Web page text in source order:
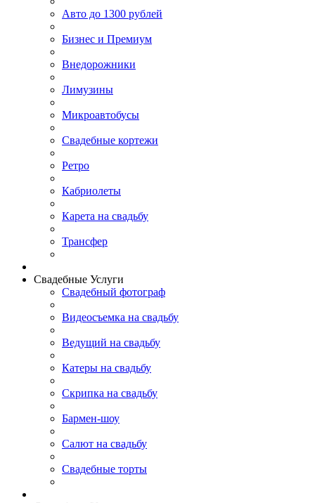
Авто до 1300 рублей
Бизнес и Премиум
Внедорожники
Лимузины
Микроавтобусы
Свадебные кортежи
Ретро
Кабриолеты
Карета на свадьбу
Трансфер
Свадебные Услуги
Свадебный фотограф
Видеосъемка на свадьбу
Ведущий на свадьбу
Катеры на свадьбу
Скрипка на свадьбу
Бармен-шоу
Салют на свадьбу
Свадебные торты